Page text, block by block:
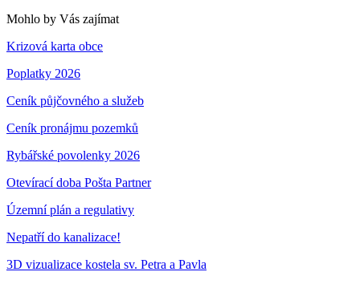
Mohlo by Vás zajímat
Krizová karta obce
Poplatky 2026
Ceník půjčovného a služeb
Ceník pronájmu pozemků
Rybářské povolenky 2026
Otevírací doba Pošta Partner
Územní plán a regulativy
Nepatří do kanalizace!
3D vizualizace kostela sv. Petra a Pavla